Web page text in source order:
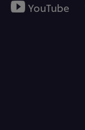
YouTube